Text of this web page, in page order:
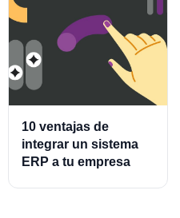
10 ventajas de
integrar un sistema
ERP a tu empresa